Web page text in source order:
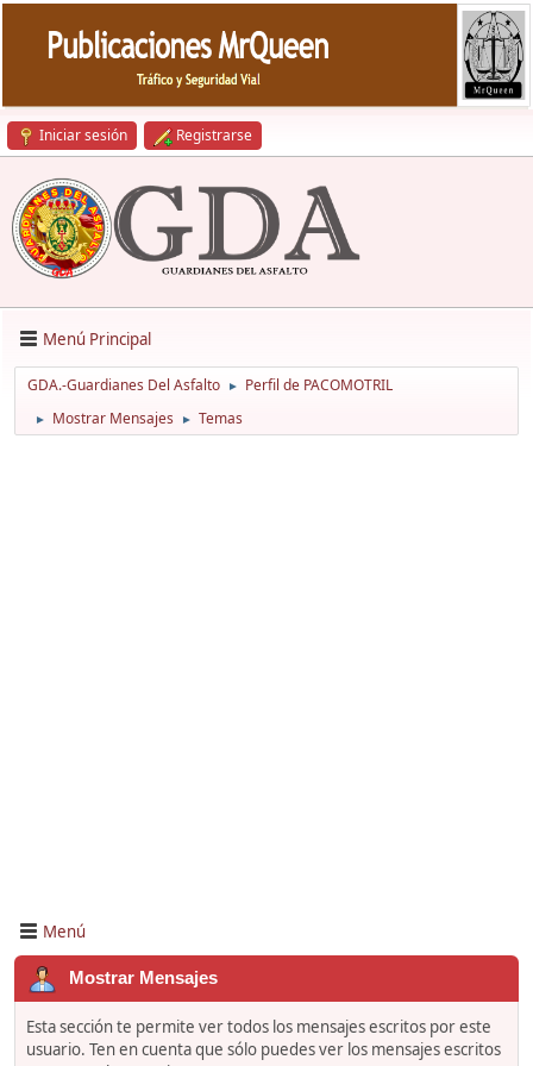
Iniciar sesión Registrarse
Menú Principal
GDA.-Guardianes Del Asfalto ► Perfil de PACOMOTRIL
► Mostrar Mensajes ► Temas
Menú
Mostrar Mensajes
Esta sección te permite ver todos los mensajes escritos por este
usuario. Ten en cuenta que sólo puedes ver los mensajes escritos